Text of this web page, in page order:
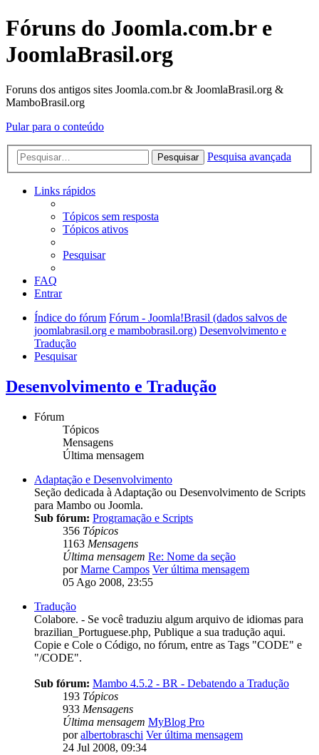
Fóruns do Joomla.com.br e
JoomlaBrasil.org
Foruns dos antigos sites Joomla.com.br & JoomlaBrasil.org &
MamboBrasil.org
Pular para o conteúdo
Pesquisar Pesquisa avançada
Links rápidos
Tópicos sem resposta
Tópicos ativos
Pesquisar
FAQ
Entrar
Índice do fórum Fórum - Joomla!Brasil (dados salvos de
joomlabrasil.org e mambobrasil.org) Desenvolvimento e
Tradução
Pesquisar
Desenvolvimento e Tradução
Fórum
Tópicos
Mensagens
Última mensagem
Adaptação e Desenvolvimento
Seção dedicada à Adaptação ou Desenvolvimento de Scripts
para Mambo ou Joomla.
Sub fórum: Programação e Scripts
356 Tópicos
1163 Mensagens
Última mensagem Re: Nome da seção
porMarne Campos Ver última mensagem
05 Ago 2008, 23:55
Tradução
Colabore. - Se você traduziu algum arquivo de idiomas para
brazilian_Portuguese.php, Publique a sua tradução aqui.
Copie e Cole o Código, no fórum, entre as Tags "CODE" e
"/CODE".
Sub fórum: Mambo 4.5.2 - BR - Debatendo a Tradução
193 Tópicos
933 Mensagens
Última mensagem MyBlog Pro
poralbertobraschi Ver última mensagem
24 Jul 2008, 09:34